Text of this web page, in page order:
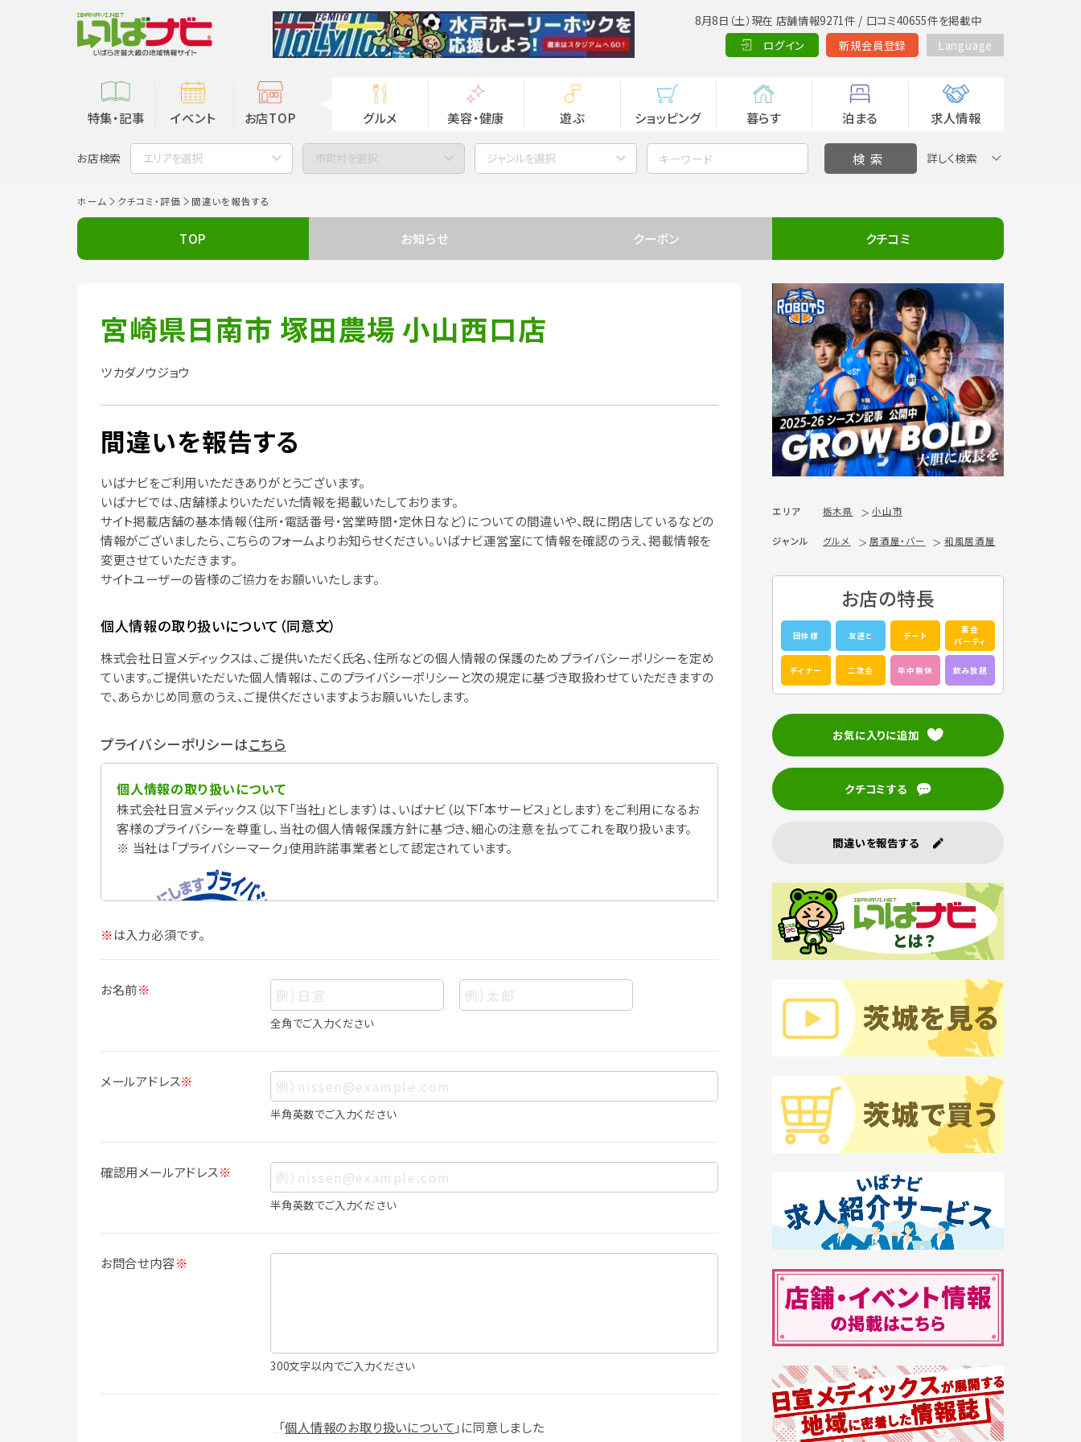
8月8日（土）現在 店舗情報9271件 / 口コミ40655件を掲載中
ログイン
新規会員登録 Language
特集・記事 イベント お店TOP グルメ 美容・健康 遊ぶ ショッピング 暮らす 泊まる 求人情報
お店検索 エリアを選択 市町村を選択 ジャンルを選択 詳しく検索
ホーム クチコミ・評価 間違いを報告する
TOP お知らせ クーポン クチコミ
宮崎県日南市 塚田農場 小山西口店
ツカダノウジョウ
間違いを報告する
いばナビをご利用いただきありがとうございます。
いばナビでは、店舗様よりいただいた情報を掲載いたしております。
サイト掲載店舗の基本情報（住所・電話番号・営業時間・定休日など）についての間違いや、既に閉店しているなどの
情報がございましたら、こちらのフォームよりお知らせください。いばナビ運営室にて情報を確認のうえ、掲載情報を
変更させていただきます。
サイトユーザーの皆様のご協力をお願いいたします。
個人情報の取り扱いについて（同意文）
株式会社日宣メディックスは、ご提供いただく氏名、住所などの個人情報の保護のためプライバシーポリシーを定め
ています。ご提供いただいた個人情報は、このプライバシーポリシーと次の規定に基づき取扱わせていただきますの
で、あらかじめ同意のうえ、ご提供くださいますようお願いいたします。
プライバシーポリシーはこちら
個人情報の取り扱いについて
株式会社日宣メディックス（以下「当社」とします）は、いばナビ（以下「本サービス」とします）をご利用になるお
客様のプライバシーを尊重し、当社の個人情報保護方針に基づき、細心の注意を払ってこれを取り扱います。
※ 当社は「プライバシーマーク」使用許諾事業者として認定されています。
個人情報
個人情報とは、お客様個人に関する情報であって、当該情報を構成する氏名、住所、電話番号、メールアドレ
ス、生年月日、写真その他の記述等により、お客様個人を特定できるものをいいます。また、その情報のみで
は識別できない場合でも、他の情報と容易に照合することで、結果的にお客様個人を識別できるものも個
個人情報の利用目的について
本サービスにおける個人情報の利用目的は以下の通りであり、これらの目的達成の範囲を超えてお客様の
個人情報を利用することはありません。
・会員ポイントプログラムの運営
・各種お申込みや、お問い合わせへの対応
・投稿したクチコミ情報、写真の本サービスへの掲載
※は入力必須です。
お名前※
全角でご入力ください
メールアドレス※
半角英数でご入力ください
確認用メールアドレス※
半角英数でご入力ください
お問合せ内容※
300文字以内でご入力ください
「個人情報のお取り扱いについて 」に同意しました
エリア 栃木県 小山市
ジャンル グルメ 居酒屋・バー 和風居酒屋
お店の特長
団体様 友達と デート
宴会
パーティ
ディナー 二次会 年中無休 飲み放題
お気に入りに追加
クチコミする
間違いを報告する